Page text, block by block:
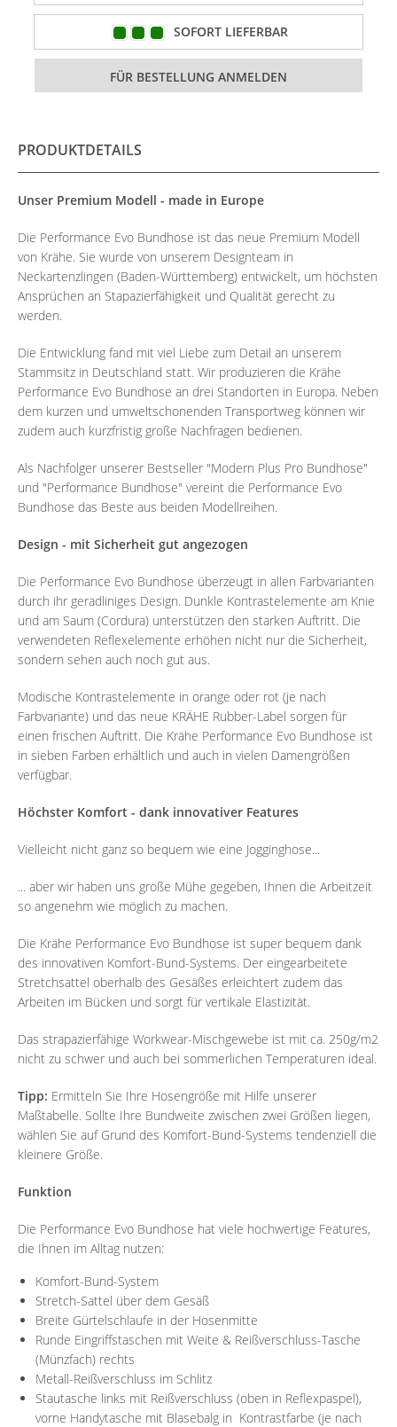
SOFORT LIEFERBAR
PRODUKTDETAILS
Unser Premium Modell - made in Europe
Die Performance Evo Bundhose ist das neue Premium Modell
von Krähe. Sie wurde von unserem Designteam in
Neckartenzlingen (Baden-Württemberg) entwickelt, um höchsten
Ansprüchen an Stapazierfähigkeit und Qualität gerecht zu
werden.
Die Entwicklung fand mit viel Liebe zum Detail an unserem
Stammsitz in Deutschland statt. Wir produzieren die Krähe
Performance Evo Bundhose an drei Standorten in Europa. Neben
dem kurzen und umweltschonenden Transportweg können wir
zudem auch kurzfristig große Nachfragen bedienen.
Als Nachfolger unserer Bestseller "Modern Plus Pro Bundhose"
und "Performance Bundhose" vereint die Performance Evo
Bundhose das Beste aus beiden Modellreihen.
Design - mit Sicherheit gut angezogen
Die Performance Evo Bundhose überzeugt in allen Farbvarianten
durch ihr geradliniges Design. Dunkle Kontrastelemente am Knie
und am Saum (Cordura) unterstützen den starken Auftritt. Die
verwendeten Reflexelemente erhöhen nicht nur die Sicherheit,
sondern sehen auch noch gut aus.
Modische Kontrastelemente in orange oder rot (je nach
Farbvariante) und das neue KRÄHE Rubber-Label sorgen für
einen frischen Auftritt. Die Krähe Performance Evo Bundhose ist
in sieben Farben erhältlich und auch in vielen Damengrößen
verfügbar.
Höchster Komfort - dank innovativer Features
Vielleicht nicht ganz so bequem wie eine Jogginghose...
... aber wir haben uns große Mühe gegeben, Ihnen die Arbeitzeit
so angenehm wie möglich zu machen.
Die Krähe Performance Evo Bundhose ist super bequem dank
des innovativen Komfort-Bund-Systems. Der eingearbeitete
Stretchsattel oberhalb des Gesäßes erleichtert zudem das
Arbeiten im Bücken und sorgt für vertikale Elastizität.
Das strapazierfähige Workwear-Mischgewebe ist mit ca. 250g/m2
nicht zu schwer und auch bei sommerlichen Temperaturen ideal.
Tipp: Ermitteln Sie Ihre Hosengröße mit Hilfe unserer
Maßtabelle. Sollte Ihre Bundweite zwischen zwei Größen liegen,
wählen Sie auf Grund des Komfort-Bund-Systems tendenziell die
kleinere Größe.
Funktion
Die Performance Evo Bundhose hat viele hochwertige Features,
die Ihnen im Alltag nutzen:
Komfort-Bund-System
Stretch-Sattel über dem Gesäß
Breite Gürtelschlaufe in der Hosenmitte
Runde Eingriffstaschen mit Weite & Reißverschluss-Tasche
(Münzfach) rechts
Metall-Reißverschluss im Schlitz
Stautasche links mit Reißverschluss (oben in Reflexpaspel),
vorne Handytasche mit Blasebalg in Kontrastfarbe (je nach